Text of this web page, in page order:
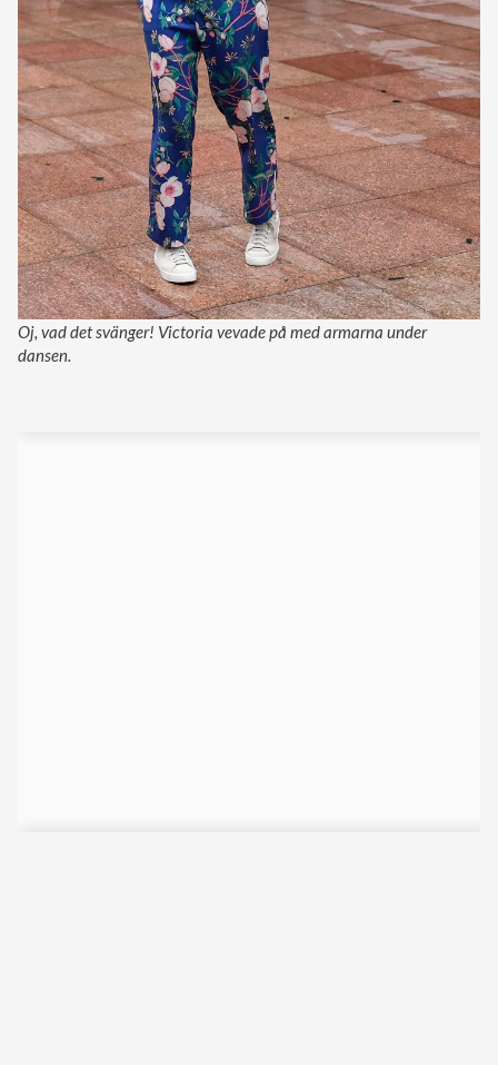
Oj, vad det svänger! Victoria vevade på med armarna under
dansen.